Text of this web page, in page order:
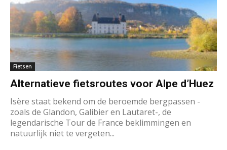
Fietsen
Alternatieve fietsroutes voor Alpe d’Huez
Isère staat bekend om de beroemde bergpassen -
zoals de Glandon, Galibier en Lautaret-, de
legendarische Tour de France beklimmingen en
natuurlijk niet te vergeten...